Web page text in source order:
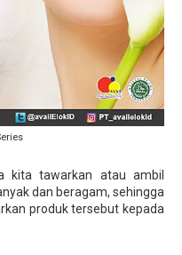
kita tawarkan atau ambil
dan beragam, sehingga
produk tersebut kepada